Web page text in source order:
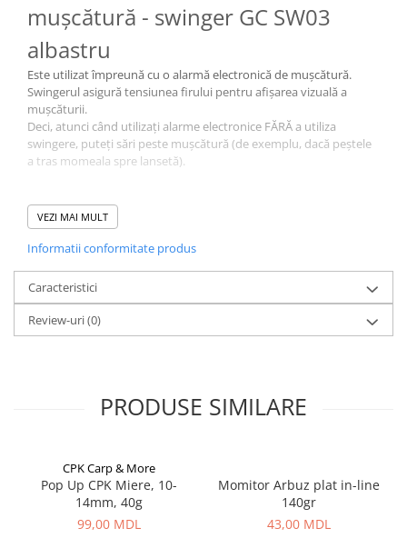
Lazi
Huse
Penare
Altele
Rucsac
Accesorii conexe pescuit
Cântare
Ochelari
Barci, sonare
Barci
Sonare
Camping pescuit
Corturi, Pavilioane
Mese
Saci de dormit, saltele, perne
mușcătură - swinger GC SW03
albastru
Este utilizat împreună cu o alarmă electronică de mușcătură.
Swingerul asigură tensiunea firului pentru afișarea vizuală a
mușcăturii.
Deci, atunci când utilizați alarme electronice FĂRĂ a utiliza
swingere, puteți sări peste mușcătură (de exemplu, dacă peștele
a tras momeala spre lansetă).
Caracteristici:
- Clip din plastic pentru fixare pe o linie de pescuit / cablu
- Capsulă specială de culoare pentru licurici
- Producător: Golden Catch
VEZI MAI MULT
Informatii conformitate produs
Caracteristici
Review-uri(0)
PRODUSE SIMILARE
CPK Carp & More
Pop Up CPK Miere, 10-
14mm, 40g
99,00 MDL
Momitor Arbuz plat in-line
140gr
43,00 MDL